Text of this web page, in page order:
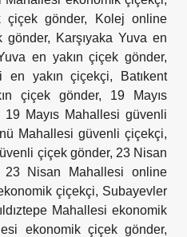
çiçek gönder,
Kolej online
gönder, Karşıyaka Yuva en
en yakın çiçek gönder,
en yakın çiçekçi,
Batıkent
çiçek gönder, 19 Mayıs
19 Mayıs Mahallesi güvenli
Mahallesi güvenli çiçekçi,
çiçek gönder, 23 Nisan
23 Nisan Mahallesi online
çiçekçi, Subayevler
Mahallesi ekonomik
ekonomik çiçek gönder,